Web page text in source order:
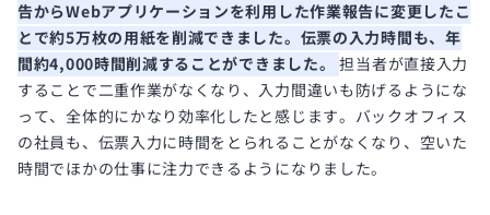
告からWebアプリケーションを利用した作業報告に変更したこ
とで約5万枚の用紙を削減できました。伝票の入力時間も、年
間約4,000時間削減することができました。
担当者が直接入力
することで二重作業がなくなり、入力間違いも防げるようにな
って、全体的にかなり効率化したと感じます。バックオフィス
の社員も、伝票入力に時間をとられることがなくなり、空いた
時間でほかの仕事に注力できるようになりました。